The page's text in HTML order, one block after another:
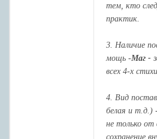
тем, кто
практик.
3. Наличие
мощь -Маг -
всех 4-х
4. Вид
белая и т.д.)
не только от
сохранение